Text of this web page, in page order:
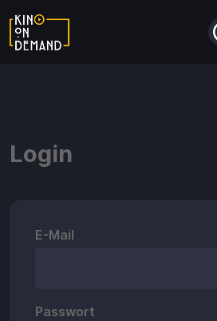
Login
E-Mail
Passwort